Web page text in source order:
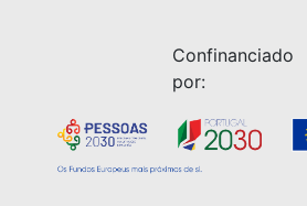
Confinanciado
por: